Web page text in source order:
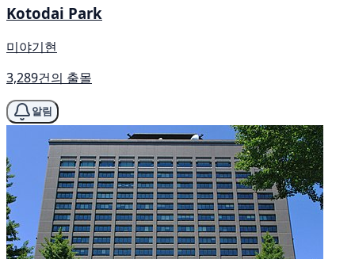
Kotodai Park
미야기현
3,289건의 출몰
알림